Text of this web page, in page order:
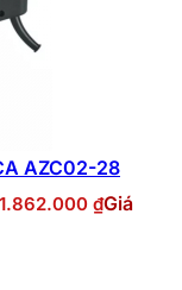
AZC02-28
1.862.000 ₫Giá